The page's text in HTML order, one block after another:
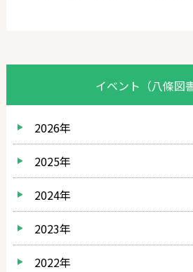
イベント（八條図
2026年
2025年
2024年
2023年
2022年